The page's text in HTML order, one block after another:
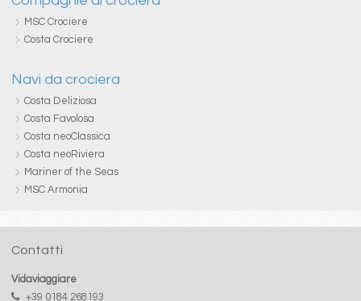
MSC Crociere
Costa Crociere
Navi da crociera
Costa Deliziosa
Costa Favolosa
Costa neoClassica
Costa neoRiviera
Mariner of the Seas
MSC Armonia
Contatti
Vidaviaggiare
+39 0184 268193